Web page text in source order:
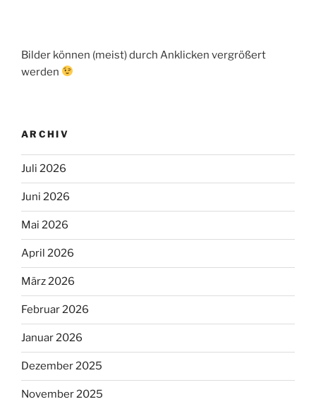
Bilder können (meist) durch Anklicken vergrößert
werden
ARCHIV
Juli 2026
Juni 2026
Mai 2026
April 2026
März 2026
Februar 2026
Januar 2026
Dezember 2025
November 2025